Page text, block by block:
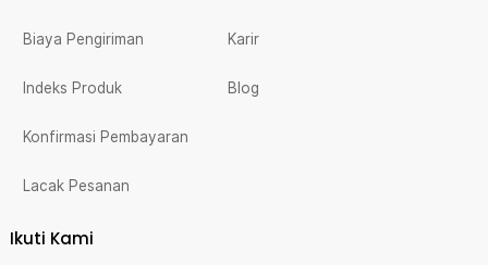
Biaya Pengiriman
Indeks Produk
Konfirmasi Pembayaran
Lacak Pesanan
Karir
Blog
Ikuti Kami